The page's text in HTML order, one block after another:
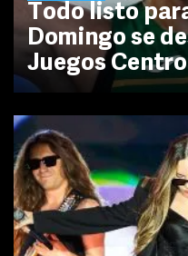
Todo listo
Domingo se
Juegos